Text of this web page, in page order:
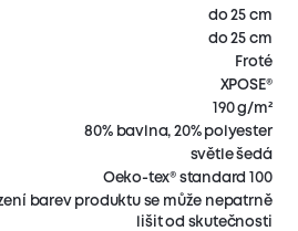
do 25 cm
do 25 cm
Froté
XPOSE®
190 g/m²
80% bavlna, 20% polyester
světle šedá
Oeko-tex® standard 100
barev produktu se může nepatrně
lišit od skutečnosti